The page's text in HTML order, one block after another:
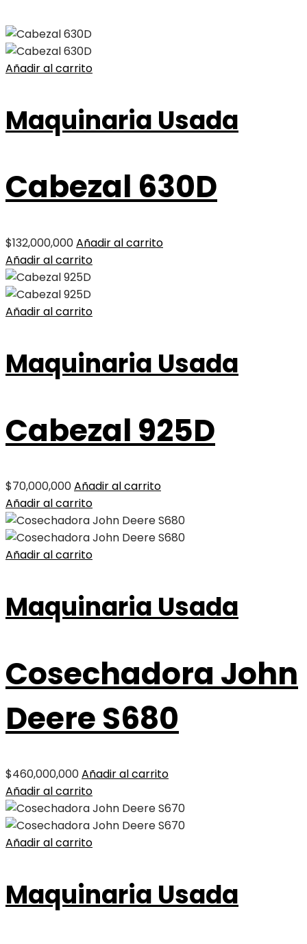
Añadir al carrito
Maquinaria Usada
Cabezal 630D
$132,000,000Añadir al carrito
Añadir al carrito
Añadir al carrito
Maquinaria Usada
Cabezal 925D
$70,000,000Añadir al carrito
Añadir al carrito
Añadir al carrito
Maquinaria Usada
Cosechadora John
Deere S680
$460,000,000Añadir al carrito
Añadir al carrito
Añadir al carrito
Maquinaria Usada